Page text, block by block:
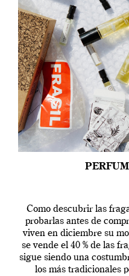
Como descubrir las
probarlas antes de
viven en diciembre su
se vende el 40 % de las
sigue siendo una
los más tradicionales